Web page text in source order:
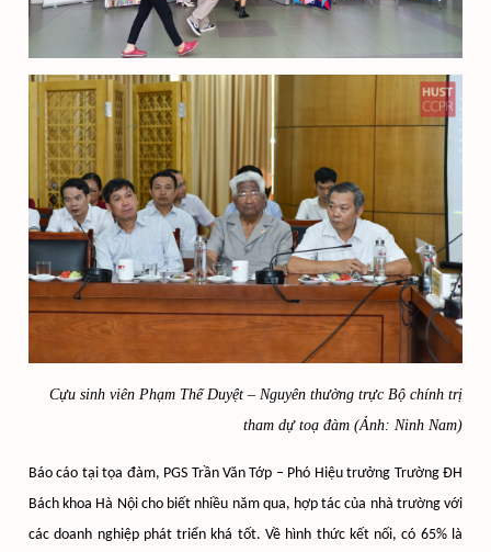
Cựu sinh viên Phạm Thế Duyệt – Nguyên thường trực Bộ chính trị
tham dự toạ đàm (Ảnh: Ninh Nam)
Báo cáo tại tọa đàm, PGS Trần Văn Tớp – Phó Hiệu trưởng Trường ĐH
Bách khoa Hà Nội cho biết nhiều năm qua, hợp tác của nhà trường với
các doanh nghiệp phát triển khá tốt. Về hình thức kết nối, có 65% là